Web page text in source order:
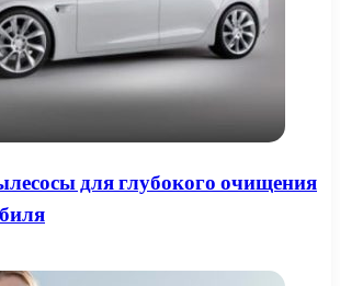
для глубокого очищения